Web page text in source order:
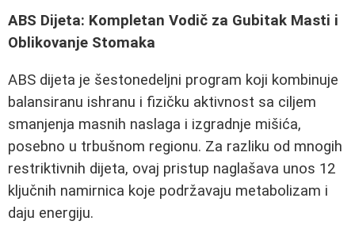
ABS Dijeta: Kompletan Vodič za Gubitak Masti i
Oblikovanje Stomaka
ABS dijeta je šestonedeljni program koji kombinuje
balansiranu ishranu i fizičku aktivnost sa ciljem
smanjenja masnih naslaga i izgradnje mišića,
posebno u trbušnom regionu. Za razliku od mnogih
restriktivnih dijeta, ovaj pristup naglašava unos 12
ključnih namirnica koje podržavaju metabolizam i
daju energiju.